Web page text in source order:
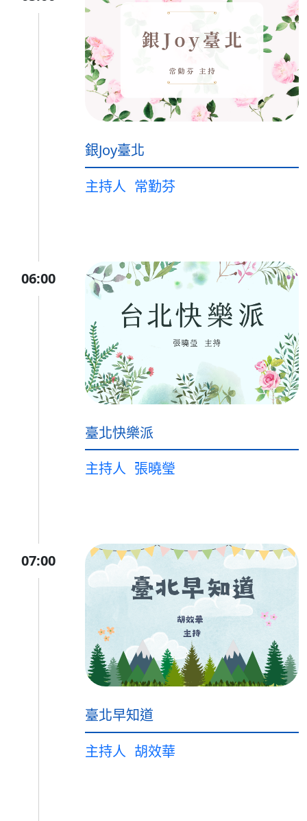
銀Joy臺北
主持人 常勤芬
06:00
臺北快樂派
主持人 張曉瑩
07:00
臺北早知道
主持人 胡效華